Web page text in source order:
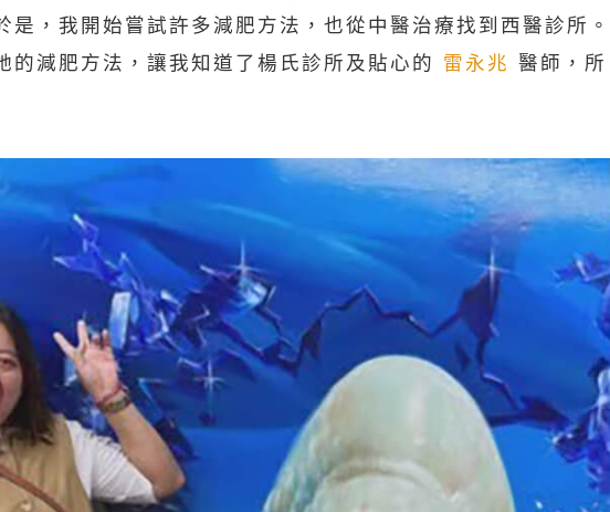
，我開始嘗試許多減肥方法，也從中醫治療找到西醫診所。
的減肥方法，讓我知道了楊氏診所及貼心的 雷永兆 醫師，所